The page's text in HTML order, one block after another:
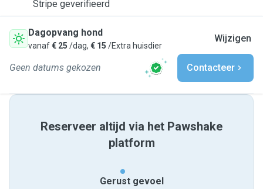
Stripe geverifieerd
Dagopvang hond
vanaf€ 25 /dag, € 15 /Extra huisdier
Wijzigen
Geen datums gekozen Contacteer
Reserveer altijd via het Pawshake
platform
Gerust gevoel